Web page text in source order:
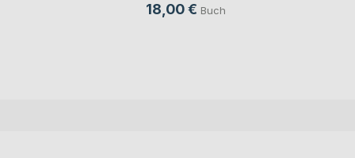
18,00 € Buch